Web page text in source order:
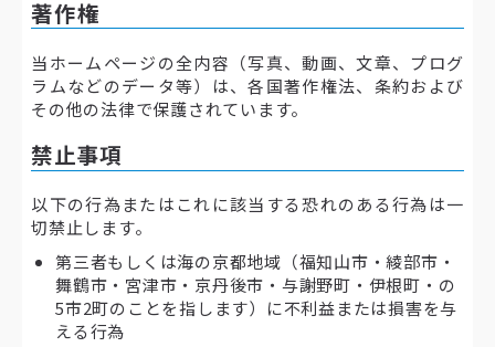
著作権
当ホームページの全内容（写真、動画、文章、プログ
ラムなどのデータ等）は、各国著作権法、条約および
その他の法律で保護されています。
禁止事項
以下の行為またはこれに該当する恐れのある行為は一
切禁止します。
第三者もしくは海の京都地域（福知山市・綾部市・
舞鶴市・宮津市・京丹後市・与謝野町・伊根町・の
5市2町のことを指します）に不利益または損害を与
える行為